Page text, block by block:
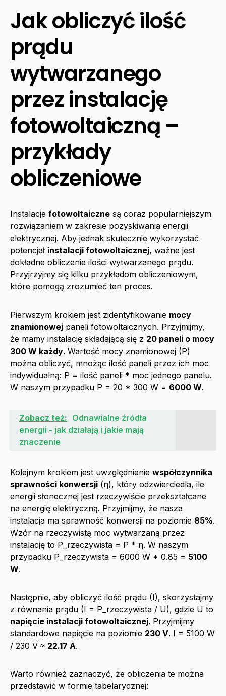
Jak obliczyć ilość
prądu
wytwarzanego
przez instalację
fotowoltaiczną –
przykłady
obliczeniowe
Instalacje fotowoltaiczne są coraz popularniejszym
rozwiązaniem w zakresie pozyskiwania energii
elektrycznej. Aby jednak skutecznie wykorzystać
potencjał instalacji fotowoltaicznej, ważne jest
dokładne obliczenie ilości wytwarzanego prądu.
Przyjrzyjmy się kilku przykładom obliczeniowym,
które pomogą zrozumieć ten proces.
Pierwszym krokiem jest zidentyfikowanie mocy
znamionowej paneli fotowoltaicznych. Przyjmijmy,
że mamy instalację składającą się z 20 paneli o mocy
300 W każdy. Wartość mocy znamionowej (P)
można obliczyć, mnożąc ilość paneli przez ich moc
indywidualną: P = ilość paneli * moc jednego panelu.
W naszym przypadku P = 20 * 300 W = 6000 W.
Zobacz też: Odnawialne źródła
energii - jak działają i jakie mają
znaczenie
Kolejnym krokiem jest uwzględnienie współczynnika
sprawności konwersji (η), który odzwierciedla, ile
energii słonecznej jest rzeczywiście przekształcane
na energię elektryczną. Przyjmijmy, że nasza
instalacja ma sprawność konwersji na poziomie 85%.
Wzór na rzeczywistą moc wytwarzaną przez
instalację to P_rzeczywista = P * η. W naszym
przypadku P_rzeczywista = 6000 W * 0.85 = 5100
W.
Następnie, aby obliczyć ilość prądu (I), skorzystajmy
z równania prądu (I = P_rzeczywista / U), gdzie U to
napięcie instalacji fotowoltaicznej. Przyjmijmy
standardowe napięcie na poziomie 230 V. I = 5100 W
/ 230 V ≈ 22.17 A.
Warto również zaznaczyć, że obliczenia te można
przedstawić w formie tabelarycznej: